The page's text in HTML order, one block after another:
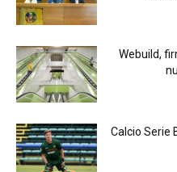
Webuild,
Calcio Serie